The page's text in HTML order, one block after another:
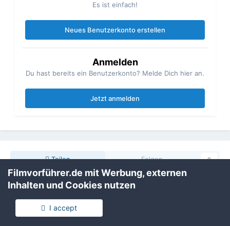
Es ist einfach!
Neues Benutzerkonto erstellen
Anmelden
Du hast bereits ein Benutzerkonto? Melde Dich hier an.
Jetzt anmelden
Teilen Folgen 0
Zur Themenübersicht
Filmvorführer.de mit Werbung, externen
Inhalten und Cookies nutzen
I accept